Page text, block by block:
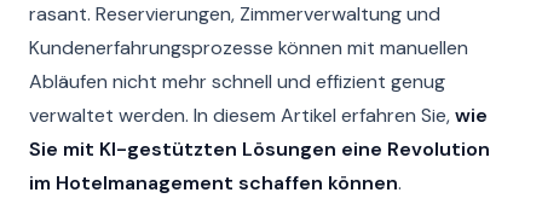
rasant. Reservierungen, Zimmerverwaltung und
Kundenerfahrungsprozesse können mit manuellen
Abläufen nicht mehr schnell und effizient genug
verwaltet werden. In diesem Artikel erfahren Sie,wie
Sie mit KI-gestützten Lösungen eine Revolution
im Hotelmanagement schaffen können.